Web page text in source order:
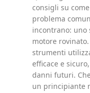
consigli su
problema
incontrano: uno
motore
strumenti
efficace e
danni futuri.
un principiante